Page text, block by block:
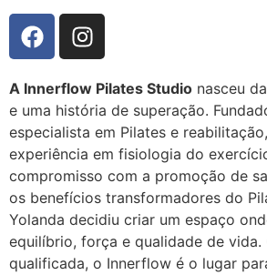
A Innerflow Pilates Studio nasceu
e uma história de superação.
especialista em Pilates e
experiência em fisiologia do
compromisso com a promoção de
os benefícios transformadores do
Yolanda decidiu criar um espaço
equilíbrio, força e qualidade de
qualificada, o Innerflow é o lugar